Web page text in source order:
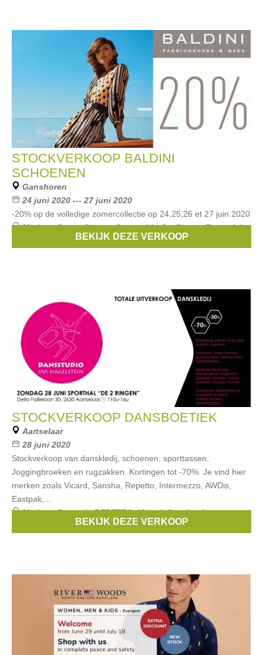
STOCKVERKOOP BALDINI
SCHOENEN
Ganshoren
24 juni 2020 --- 27 juni 2020
-20% op de volledige zomercollectie op 24,25,26 et 27 juin 2020
Merken:Scapa Sports,Guess,Liu Jo,Scapa,Essentiel,
BEKIJK DEZE VERKOOP
STOCKVERKOOP DANSBOETIEK
Aartselaar
28 juni 2020
Stockverkoop van danskledij, schoenen, sporttassen,
Joggingbroeken en rugzakken. Kortingen tot -70%. Je vind hier
merken zoals Vicard, Sansha, Repetto, Intermezzo, AWDis,
Eastpak,...
Merken:Eastpak,REPETTO,Vicard,Sansha,Intermezzo,
BEKIJK DEZE VERKOOP